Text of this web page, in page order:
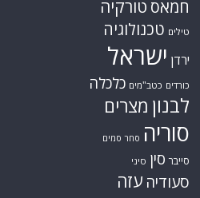
חמאס טורקיה
טילים טכנולוגיה
ירדן ישראל
כורדים כטב"מים כלכלה
לבנון מצרים
סוריה סחר סמים
סייבר סין סיני
סעודיה עזה